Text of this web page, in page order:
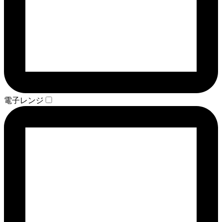
電子レンジ